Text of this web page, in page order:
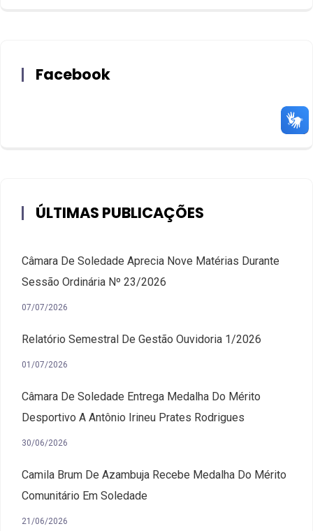
Facebook
ÚLTIMAS PUBLICAÇÕES
Câmara De Soledade Aprecia Nove Matérias Durante
Sessão Ordinária Nº 23/2026
07/07/2026
Relatório Semestral De Gestão Ouvidoria 1/2026
01/07/2026
Câmara De Soledade Entrega Medalha Do Mérito
Desportivo A Antônio Irineu Prates Rodrigues
30/06/2026
Camila Brum De Azambuja Recebe Medalha Do Mérito
Comunitário Em Soledade
21/06/2026